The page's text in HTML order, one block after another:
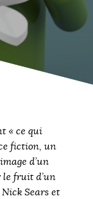
« ce qui
fiction, un
d’un
le fruit d’un
Sears et